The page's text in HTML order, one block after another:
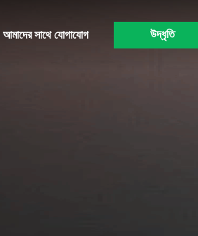
আমাদের সাথে যোগাযোগ উদ্ধৃতি